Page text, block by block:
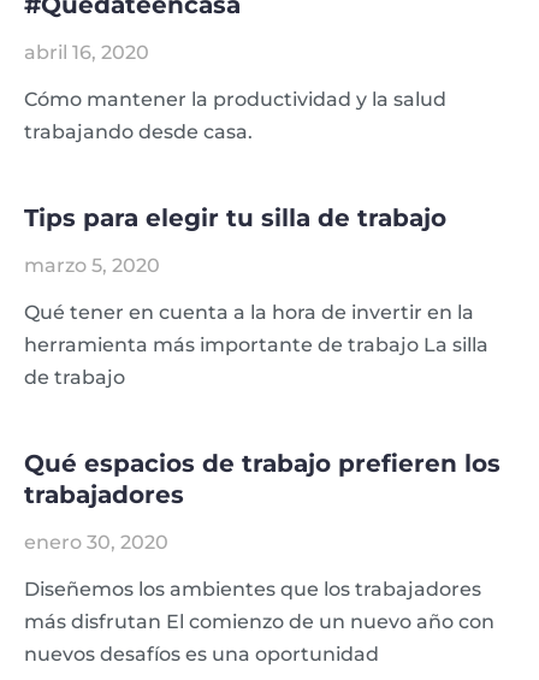
abril 16, 2020
Cómo mantener la productividad y la salud
trabajando desde casa.
Tips para elegir tu silla de trabajo
marzo 5, 2020
Qué tener en cuenta a la hora de invertir en la
herramienta más importante de trabajo La silla
de trabajo
Qué espacios de trabajo prefieren los
trabajadores
enero 30, 2020
Diseñemos los ambientes que los trabajadores
más disfrutan El comienzo de un nuevo año con
nuevos desafíos es una oportunidad